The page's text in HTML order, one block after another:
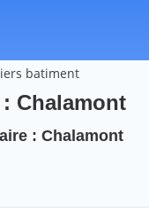
batiment
Chalamont
: Chalamont